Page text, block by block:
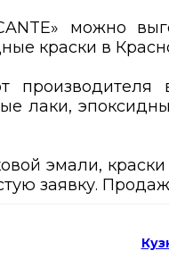
можно
краски в
производителя
лаки,
эмали,
заявку.